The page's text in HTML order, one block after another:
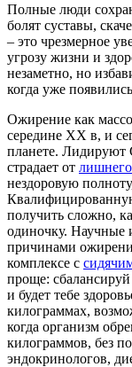
Полные люди
болят суставы,
– это чрезмерное
угрозу жизни и
незаметно, но
когда уже
Ожирение как
середине XX в, и
планете.
страдает от лишнего
нездоровую
получить сложно,
одиночку. Научные
причинами
комплексе с
проще:
и будет тебе
килограммах,
когда организм
килограммов, без
эндокринологов,